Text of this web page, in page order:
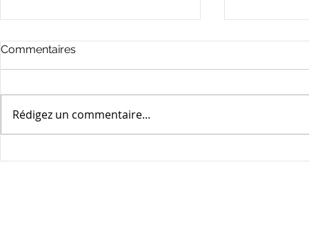
Délibération Conseil
Municipal 16/07/2026
Conseil
Commentaires
Rédigez un commentaire...